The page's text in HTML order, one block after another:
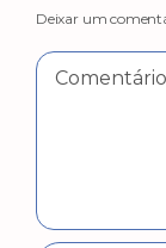
Deixar um
Comentário